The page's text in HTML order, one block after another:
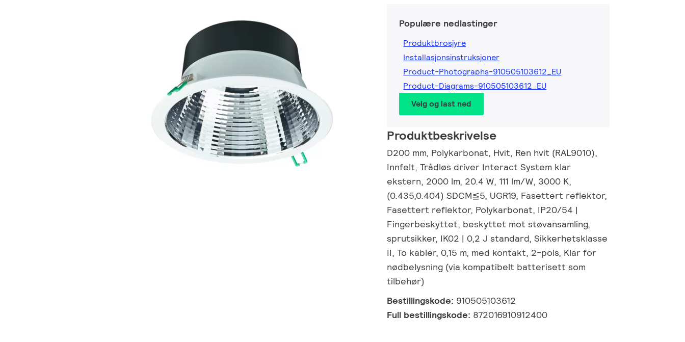
Populære nedlastinger
Produktbrosjyre
Installasjonsinstruksjoner
Product-Photographs-910505103612_EU
Product-Diagrams-910505103612_EU
Velg og last ned
Produktbeskrivelse
D200 mm, Polykarbonat, Hvit, Ren hvit (RAL9010),
Innfelt, Trådløs driver Interact System klar
ekstern, 2000 lm, 20.4 W, 111 lm/W, 3000 K,
(0.435,0.404) SDCM≦5, UGR19, Fasettert reflektor,
Fasettert reflektor, Polykarbonat, IP20/54 |
Fingerbeskyttet, beskyttet mot støvansamling,
sprutsikker, IK02 | 0,2 J standard, Sikkerhetsklasse
II, To kabler, 0,15 m, med kontakt, 2-pols, Klar for
nødbelysning (via kompatibelt batterisett som
tilbehør)
Bestillingskode: 910505103612
Full bestillingskode: 872016910912400